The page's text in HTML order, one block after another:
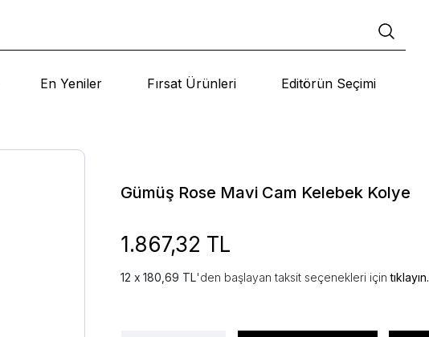
En Yeniler Fırsat Ürünleri Editörün Seçimi
Gümüş Rose Mavi Cam Kelebek Kolye
1.867,32 TL
180,69 TL'den başlayan taksit seçenekleri içintıklayın.